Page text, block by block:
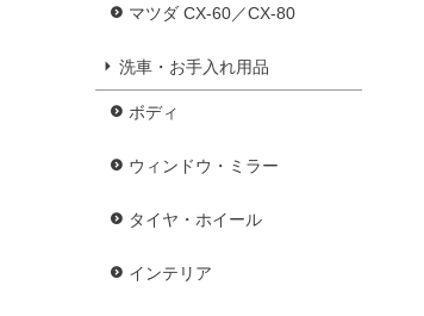
マツダ CX-60／CX-80
洗車・お手入れ用品
ボディ
ウィンドウ・ミラー
タイヤ・ホイール
インテリア